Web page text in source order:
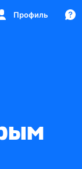
Профиль